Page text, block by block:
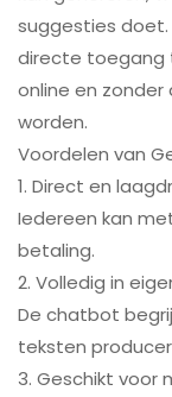
suggesties doet.
directe toegang
online en
worden.
Voordelen van
1. Direct en
Iedereen kan
betaling.
2. Volledig in
De chatbot
teksten
3. Geschikt voor